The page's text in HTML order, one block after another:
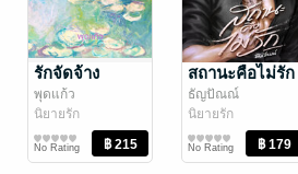
รักจัดจ้าง
พุดแก้ว
นิยายรัก
No Rating
สถานะคือไม่รัก
ธัญปัณณ์
นิยายรัก
No Rating